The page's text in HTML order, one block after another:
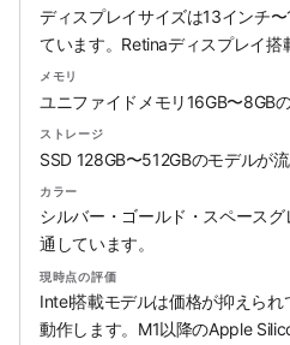
ディスプレイサイズは13インチ
ています。Retinaディスプレイ搭
メモリ
ユニファイドメモリ16GB〜8GB
ストレージ
SSD 128GB〜512GBのモデルが流
カラー
シルバー・ゴールド・スペース
通しています。
現時点の評価
Intel搭載モデルは価格が抑えら
動作します。M1以降のApple